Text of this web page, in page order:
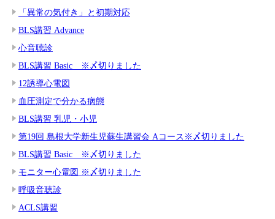
「異常の気付き」と初期対応
BLS講習 Advance
心音聴診
BLS講習 Basic ※〆切りました
12誘導心電図
血圧測定で分かる病態
BLS講習 乳児・小児
第19回 島根大学新生児蘇生講習会 Aコース※〆切りました
BLS講習 Basic ※〆切りました
モニター心電図 ※〆切りました
呼吸音聴診
ACLS講習